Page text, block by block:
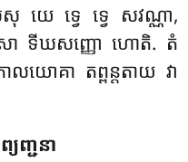
យេ ទ្វេ ទ្វេ សវណ្ណា,
ទីឃសញ្ញោ ហោតិ. តំ
ោគា តព្ពន្តតាយ វា
ញ្ជនា